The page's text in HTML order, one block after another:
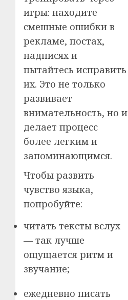
игры: находите
смешные ошибки в
рекламе, постах,
надписях и
пытайтесь исправить
их. Это не только
развивает
внимательность, но и
делает процесс
более легким и
запоминающимся.
Чтобы развить
чувство языка,
попробуйте:
читать тексты вслух
— так лучше
ощущается ритм и
звучание;
ежедневно писать